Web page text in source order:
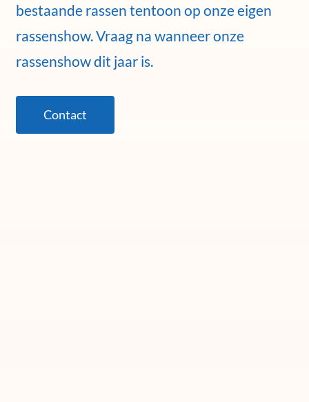
bestaande rassen tentoon op onze eigen
rassenshow. Vraag na wanneer onze
rassenshow dit jaar is.
Contact